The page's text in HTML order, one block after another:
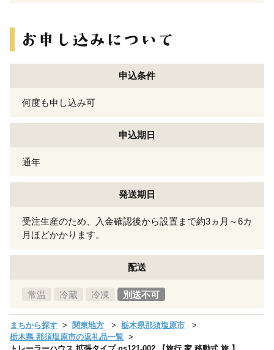
申込条件
何度も申し込み可
申込期日
通年
発送期日
受注生産のため、入金確認後から設置まで約3ヵ月～6カ
月ほどかかります。
配送
常温 冷蔵 冷凍 別送不可
まちから探す 関東地方
栃木県那須塩原市
栃木県 那須塩原市の返礼品一覧